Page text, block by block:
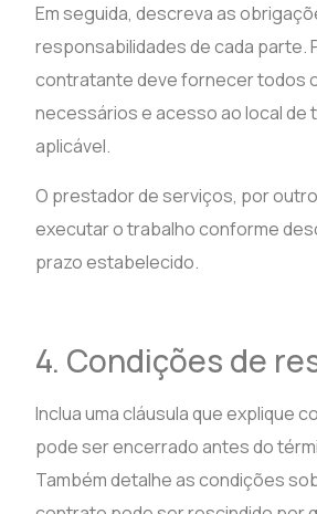
Em seguida, descreva as
responsabilidades de cada parte.
contratante deve fornecer todos
necessários e acesso ao local de
aplicável.
O prestador de serviços, por
executar o trabalho conforme
prazo estabelecido.
4. Condições de
Inclua uma cláusula que explique
pode ser encerrado antes do
Também detalhe as condições